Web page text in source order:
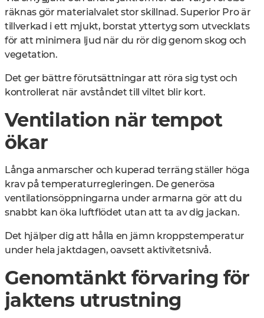
räknas gör materialvalet stor skillnad. Superior Pro är
tillverkad i ett mjukt, borstat yttertyg som utvecklats
för att minimera ljud när du rör dig genom skog och
vegetation.
Det ger bättre förutsättningar att röra sig tyst och
kontrollerat när avståndet till viltet blir kort.
Ventilation när tempot
ökar
Långa anmarscher och kuperad terräng ställer höga
krav på temperaturregleringen. De generösa
ventilationsöppningarna under armarna gör att du
snabbt kan öka luftflödet utan att ta av dig jackan.
Det hjälper dig att hålla en jämn kroppstemperatur
under hela jaktdagen, oavsett aktivitetsnivå.
Genomtänkt förvaring för
jaktens utrustning